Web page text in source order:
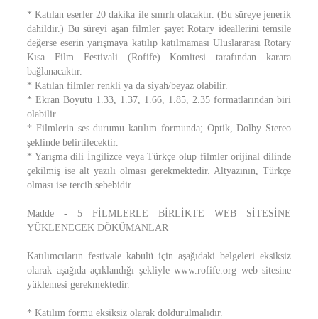
* Katılan eserler 20 dakika ile sınırlı olacaktır. (Bu süreye jenerik
dahildir.) Bu süreyi aşan filmler şayet Rotary ideallerini temsile
değerse eserin yarışmaya katılıp katılmaması Uluslararası Rotary
Kısa Film Festivali (Rofife) Komitesi tarafından karara
bağlanacaktır.
* Katılan filmler renkli ya da siyah/beyaz olabilir.
* Ekran Boyutu 1.33, 1.37, 1.66, 1.85, 2.35 formatlarından biri
olabilir.
* Filmlerin ses durumu katılım formunda; Optik, Dolby Stereo
şeklinde belirtilecektir.
* Yarışma dili İngilizce veya Türkçe olup filmler orijinal dilinde
çekilmiş ise alt yazılı olması gerekmektedir. Altyazının, Türkçe
olması ise tercih sebebidir.
Madde - 5 FİLMLERLE BİRLİKTE WEB SİTESİNE
YÜKLENECEK DÖKÜMANLAR
Katılımcıların festivale kabulü için aşağıdaki belgeleri eksiksiz
olarak aşağıda açıklandığı şekliyle www.rofife.org web sitesine
yüklemesi gerekmektedir.
* Katılım formu eksiksiz olarak doldurulmalıdır.